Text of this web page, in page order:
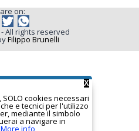
on:
All rights reserved
Filippo Brunelli
X
cookies necessari
e tecnici per l'utilizzo
mediante il simbolo
a navigare in
More info